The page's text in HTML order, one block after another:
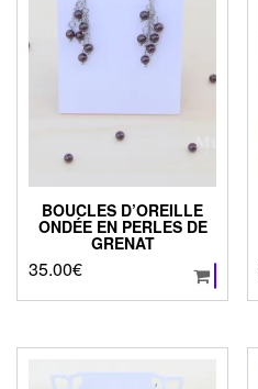
BOUCLES D’OREILLE
ONDÉE EN PERLES DE
GRENAT
35.00€